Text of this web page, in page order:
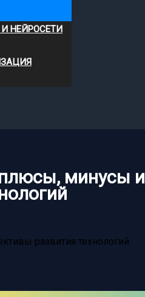
НЕЙРОСЕТИ
минусы и
развития технологий